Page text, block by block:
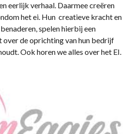
eerlijk verhaal. Daarmee creëren
het ei. Hun creatieve kracht en
spelen hierbij een
over de oprichting van hun bedrijf
Ook horen we alles over het EI.